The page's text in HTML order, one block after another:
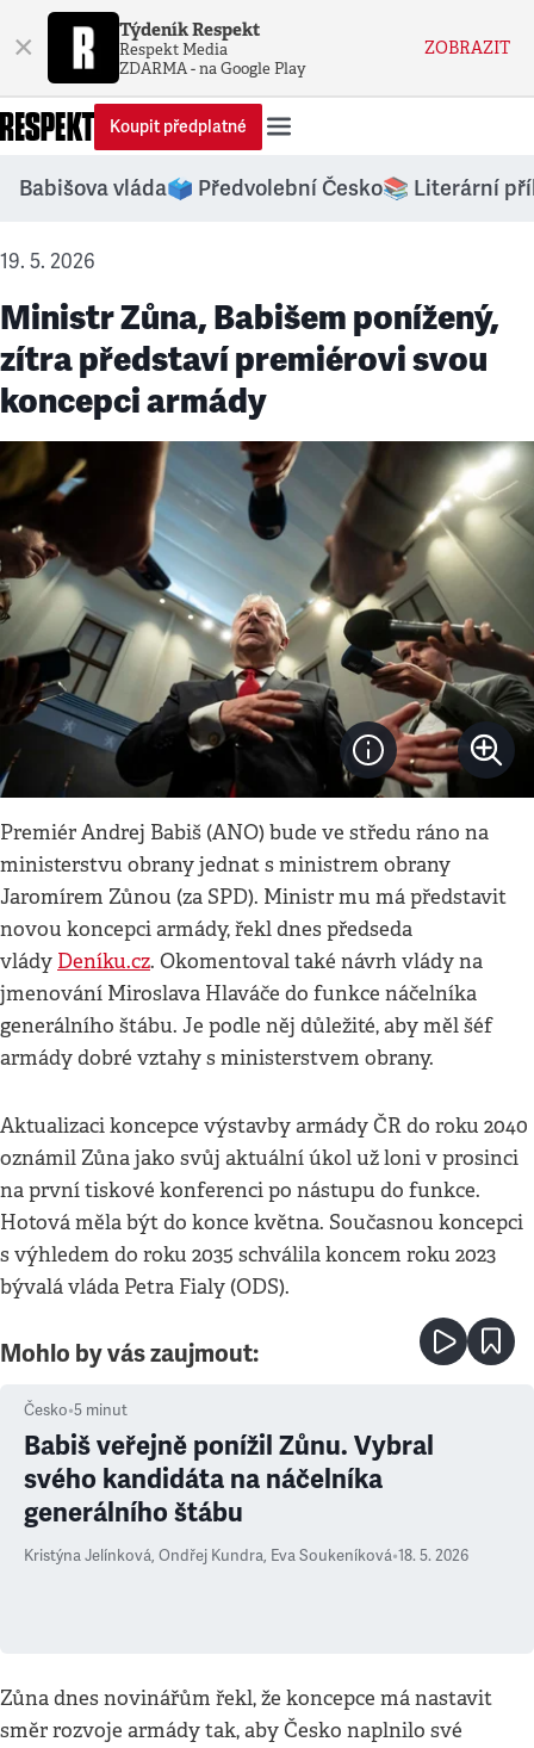
× Týdeník Respekt
Respekt Media
ZDARMA - na Google Play
ZOBRAZIT
Koupit předplatné
Babišova vláda🗳️ Předvolební Česko📚 Literární
19. 5. 2026
Ministr Zůna, Babišem ponížený,
zítra představí premiérovi svou
koncepci armády
Premiér Andrej Babiš (ANO) bude ve středu ráno na
ministerstvu obrany jednat s ministrem obrany
Jaromírem Zůnou (za SPD). Ministr mu má představit
novou koncepci armády, řekl dnes předseda
vlády Deníku.cz. Okomentoval také návrh vlády na
jmenování Miroslava Hlaváče do funkce náčelníka
generálního štábu. Je podle něj důležité, aby měl šéf
armády dobré vztahy s ministerstvem obrany.
Aktualizaci koncepce výstavby armády ČR do roku 2040
oznámil Zůna jako svůj aktuální úkol už loni v prosinci
na první tiskové konferenci po nástupu do funkce.
Hotová měla být do konce května. Současnou koncepci
s výhledem do roku 2035 schválila koncem roku 2023
bývalá vláda Petra Fialy (ODS).
Mohlo by vás zaujmout:
Česko•5 minut
Babiš veřejně ponížil Zůnu. Vybral
svého kandidáta na náčelníka
generálního štábu
Kristýna Jelínková, Ondřej Kundra, Eva Soukeníková•18. 5. 2026
Zůna dnes novinářům řekl, že koncepce má nastavit
směr rozvoje armády tak, aby Česko naplnilo své